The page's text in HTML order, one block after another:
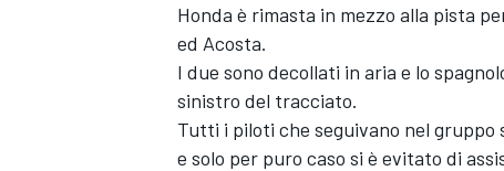
Honda è rimasta in mezzo alla pista
ed Acosta.
I due sono decollati in aria e lo
sinistro del tracciato.
Tutti i piloti che seguivano nel
e solo per puro caso si è evitato di